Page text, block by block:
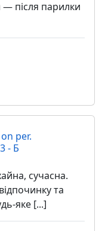
— після парилки
per.
- Б
сучасна.
та
яке [...]